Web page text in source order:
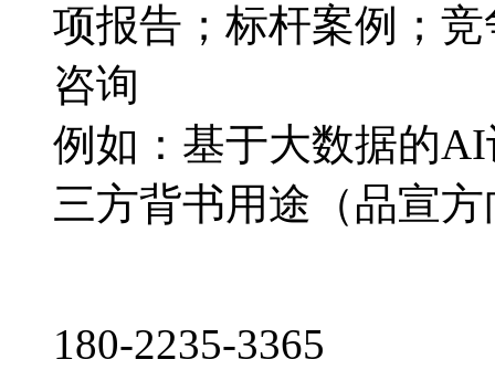
项报告；标杆案例；
咨询
例如：基于大数据的
三方背书用途（品宣
180-2235-3365